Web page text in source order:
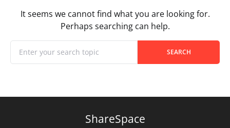
It seems we cannot find what you are looking for.
Perhaps searching can help.
When autocomplete results are available use up and
SEARCH
ShareSpace